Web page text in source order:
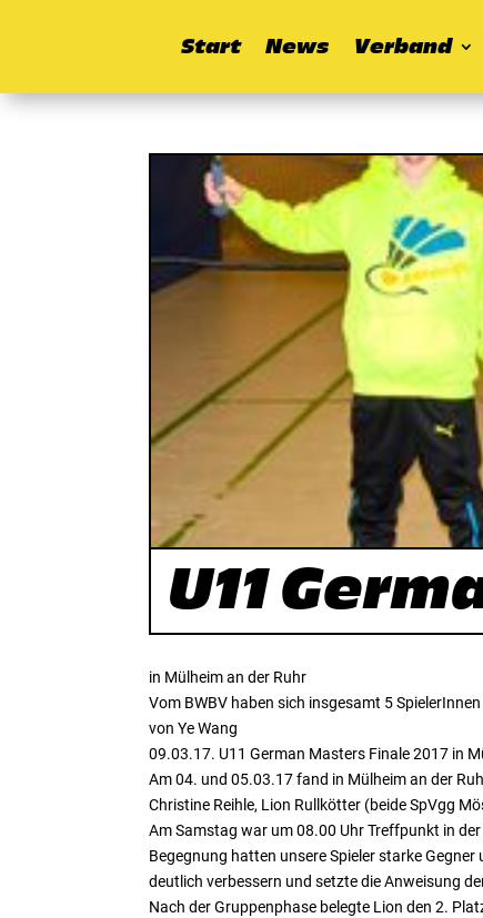
Start News Verband
U11
in Mülheim an der Ruhr
Vom BWBV haben sich insgesamt 5
von Ye Wang
09.03.17. U11 German Masters Finale 2017 in
Am 04. und 05.03.17 fand in Mülheim an der
Christine Reihle, Lion Rullkötter (beide SpVgg
Am Samstag war um 08.00 Uhr Treffpunkt in
Begegnung hatten unsere Spieler starke
deutlich verbessern und setzte die Anweisung
Nach der Gruppenphase belegte Lion den 2.